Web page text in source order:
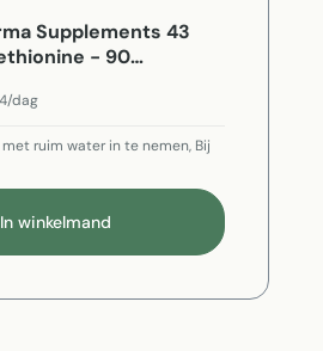
Supplements 43
- 90
dag
ruim water in te nemen, Bij
In winkelmand